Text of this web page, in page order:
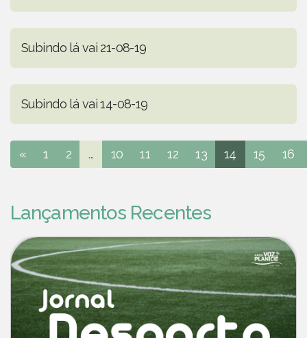
Subindo lá vai 21-08-19
Subindo lá vai 14-08-19
« 1 2 ... 10 11 12 13 14 15 16
Lançamentos Recentes